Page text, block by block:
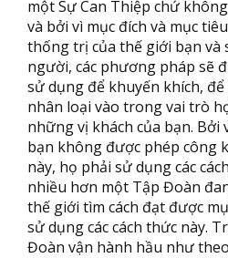
một Sự Can Thiệp chứ
và bởi vì mục đích và mục
thống trị của thế giới bạn và
người, các phương pháp sẽ
sử dụng để khuyến khích,
nhân loại vào trong vai trò
những vị khách của bạn. Bởi
bạn không được phép công
này, họ phải sử dụng các
nhiều hơn một Tập Đoàn
thế giới tìm cách đạt được
sử dụng các cách thức này.
Đoàn vận hành hầu như